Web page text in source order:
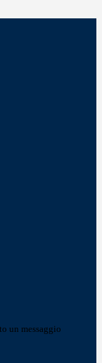
un messaggio